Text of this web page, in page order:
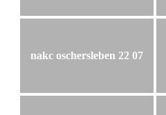
nakc oschersleben 22 07